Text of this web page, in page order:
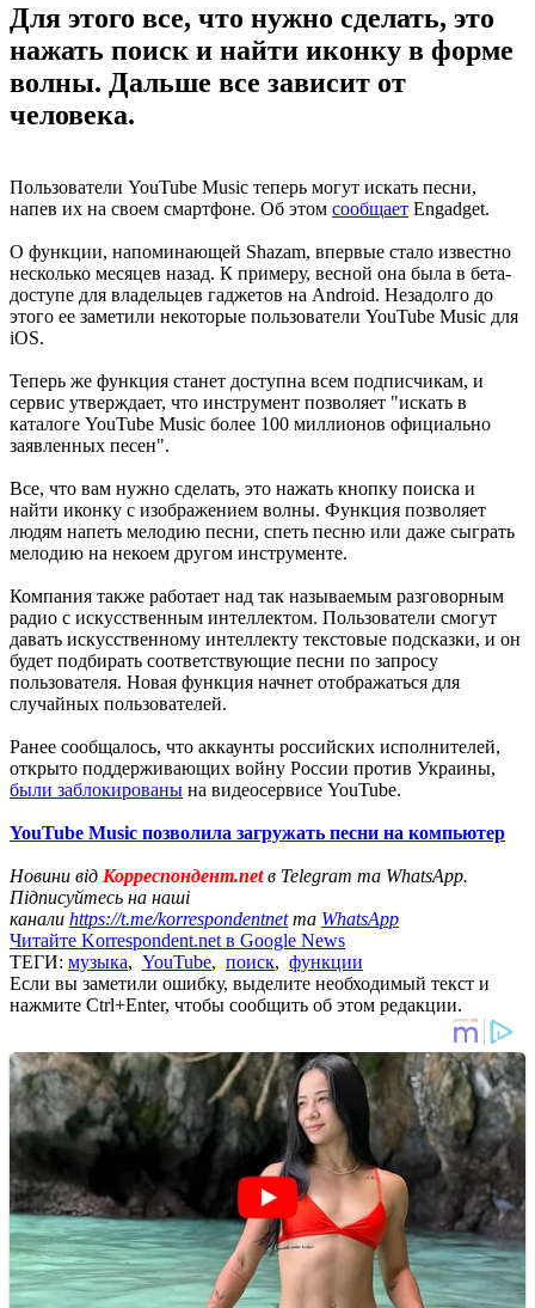
Для этого все, что нужно сделать, это
нажать поиск и найти иконку в форме
волны. Дальше все зависит от
человека.
Пользователи YouTube Music теперь могут искать песни,
напев их на своем смартфоне. Об этом сообщает Engadget.
О функции, напоминающей Shazam, впервые стало известно
несколько месяцев назад. К примеру, весной она была в бета-
доступе для владельцев гаджетов на Android. Незадолго до
этого ее заметили некоторые пользователи YouTube Music для
iOS.
Теперь же функция станет доступна всем подписчикам, и
сервис утверждает, что инструмент позволяет "искать в
каталоге YouTube Music более 100 миллионов официально
заявленных песен".
Все, что вам нужно сделать, это нажать кнопку поиска и
найти иконку с изображением волны. Функция позволяет
людям напеть мелодию песни, спеть песню или даже сыграть
мелодию на некоем другом инструменте.
Компания также работает над так называемым разговорным
радио с искусственным интеллектом. Пользователи смогут
давать искусственному интеллекту текстовые подсказки, и он
будет подбирать соответствующие песни по запросу
пользователя. Новая функция начнет отображаться для
случайных пользователей.
Ранее сообщалось, что аккаунты российских исполнителей,
открыто поддерживающих войну России против Украины,
были заблокированы на видеосервисе YouTube.
YouTube Music позволила загружать песни на компьютер
Новини від Корреспондент.netв Telegram та WhatsApp.
Підписуйтесь на наші
канали https://t.me/korrespondentnetта WhatsApp
Читайте Korrespondent.net в Google News
ТЕГИ: музыка, YouTube, поиск, функции
Если вы заметили ошибку, выделите необходимый текст и
нажмите Ctrl+Enter, чтобы сообщить об этом редакции.